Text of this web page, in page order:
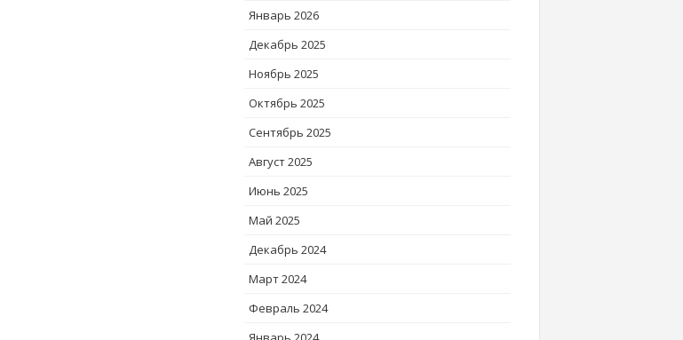
Январь 2026
Декабрь 2025
Ноябрь 2025
Октябрь 2025
Сентябрь 2025
Август 2025
Июнь 2025
Май 2025
Декабрь 2024
Март 2024
Февраль 2024